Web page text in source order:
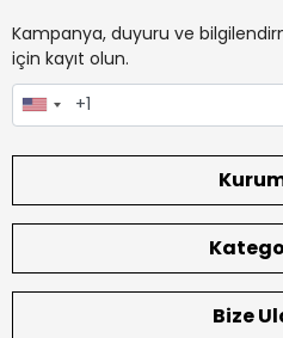
Kampanya, duyuru ve
için kayıt olun.
Bize